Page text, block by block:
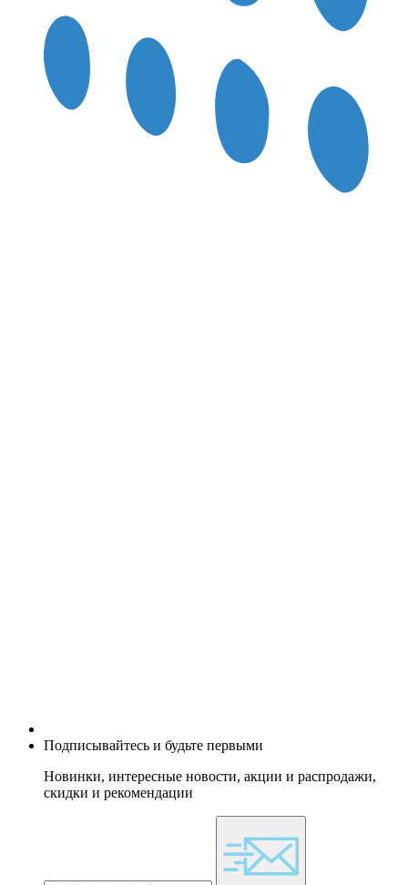
Подписывайтесь и будьте первыми
Новинки, интересные новости, акции и распродажи,
скидки и рекомендации